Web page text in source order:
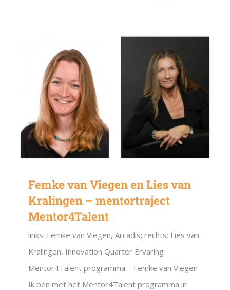
Femke van Viegen en Lies van
Kralingen – mentortraject
Mentor4Talent
links: Femke van Viegen, Arcadis; rechts: Lies van
Kralingen, Innovation Quarter Ervaring
Mentor4Talent programma – Femke van Viegen
Ik ben met het Mentor4Talent programma in